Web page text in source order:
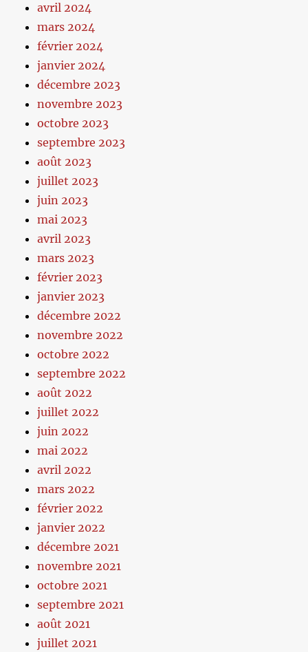
avril 2024
mars 2024
février 2024
janvier 2024
décembre 2023
novembre 2023
octobre 2023
septembre 2023
août 2023
juillet 2023
juin 2023
mai 2023
avril 2023
mars 2023
février 2023
janvier 2023
décembre 2022
novembre 2022
octobre 2022
septembre 2022
août 2022
juillet 2022
juin 2022
mai 2022
avril 2022
mars 2022
février 2022
janvier 2022
décembre 2021
novembre 2021
octobre 2021
septembre 2021
août 2021
juillet 2021